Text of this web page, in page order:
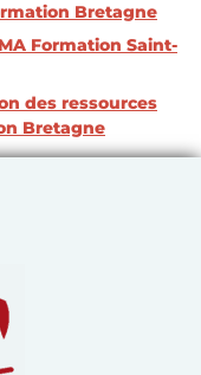
Bretagne
Formation Saint-
des ressources
Bretagne
et